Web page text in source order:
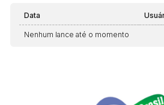
Data
Nenhum lance até o momento